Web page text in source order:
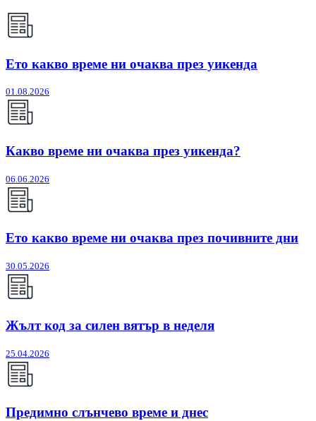
Ето какво време ни очаква през уикенда
01.08.2026
Какво време ни очаква през уикенда?
06.06.2026
Ето какво време ни очаква през почивните дни
30.05.2026
Жълт код за силен вятър в неделя
25.04.2026
Предимно слънчево време и днес